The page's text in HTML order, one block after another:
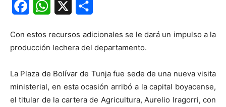
FacebookWhatsApp
Con estos recursos adicionales se le dará un impulso a la
producción lechera del departamento.
La Plaza de Bolívar de Tunja fue sede de una nueva visita
ministerial, en esta ocasión arribó a la capital boyacense,
el titular de la cartera de Agricultura, Aurelio Iragorri, con